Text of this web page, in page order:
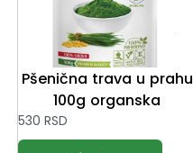
Pšenična trava u prahu
100g organska
530 RSD